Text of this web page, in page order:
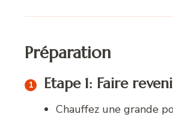
Préparation
Etape 1: Faire
Chauffez une grande